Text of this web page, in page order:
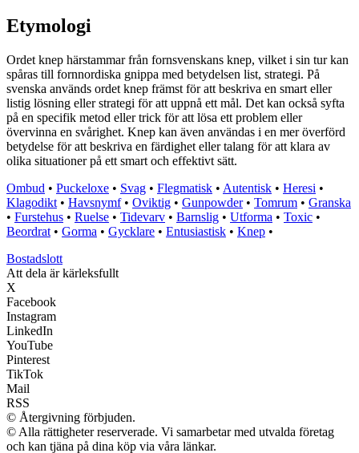
Etymologi
Ordet knep härstammar från fornsvenskans knep, vilket i sin tur kan
spåras till fornnordiska gnippa med betydelsen list, strategi. På
svenska används ordet knep främst för att beskriva en smart eller
listig lösning eller strategi för att uppnå ett mål. Det kan också syfta
på en specifik metod eller trick för att lösa ett problem eller
övervinna en svårighet. Knep kan även användas i en mer överförd
betydelse för att beskriva en färdighet eller talang för att klara av
olika situationer på ett smart och effektivt sätt.
Ombud • Puckeloxe • Svag • Flegmatisk • Autentisk • Heresi •
Klagodikt • Havsnymf• Oviktig • Gunpowder• Tomrum • Granska
• Furstehus • Ruelse • Tidevarv • Barnslig • Utforma • Toxic •
Beordrat • Gorma • Gycklare • Entusiastisk • Knep •
Bostadslott
Att dela är kärleksfullt
X
Facebook
Instagram
LinkedIn
YouTube
Pinterest
TikTok
Mail
RSS
© Återgivning förbjuden.
© Alla rättigheter reserverade. Vi samarbetar med utvalda företag
och kan tjäna på dina köp via våra länkar.